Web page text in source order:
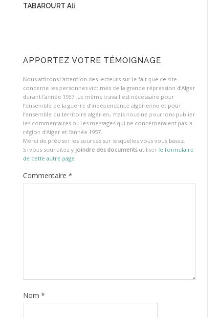
TABAROURT Ali
APPORTEZ VOTRE TÉMOIGNAGE
Nous attirons l’attention des lecteurs sur le fait que ce site
concerne les personnes victimes de la grande répression d’Alger
durant l’année 1957. Le même travail est nécessaire pour
l’ensemble de la guerre d’indépendance algérienne et pour
l’ensemble du territoire algérien, mais nous ne pourrons publier
les commentaires ou les messages qui ne concerneraient pas la
région d’Alger et l’année 1957.
Merci de préciser les sources sur lesquelles vous vous basez.
Si vous souhaitez y joindre des documentsutiliser le formulaire
de cette autre page
Commentaire *
Nom *